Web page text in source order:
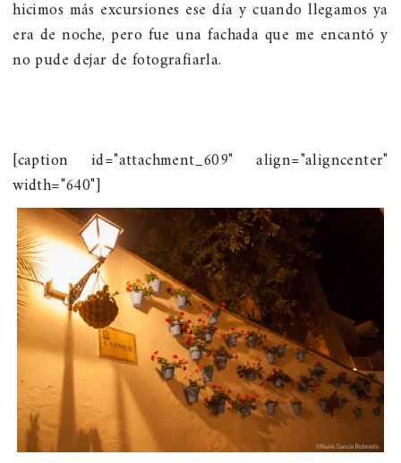
hicimos más excursiones ese día y cuando llegamos ya
era de noche, pero fue una fachada que me encantó y
no pude dejar de fotografiarla.
[caption id="attachment_609" align="aligncenter"
width="640"]